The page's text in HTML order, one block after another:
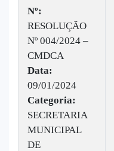
Nº:
RESOLUÇÃO
Nº 004/2024 –
CMDCA
Data:
09/01/2024
Categoria:
SECRETARIA
MUNICIPAL
DE